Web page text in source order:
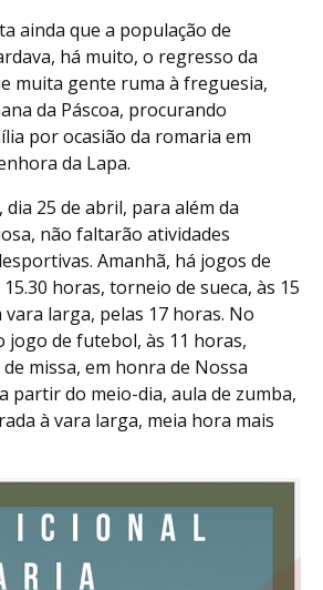
ainda que a população de
há muito, o regresso da
muita gente ruma à freguesia,
da Páscoa, procurando
por ocasião da romaria em
da Lapa.
25 de abril, para além da
não faltarão atividades
Amanhã, há jogos de
horas, torneio de sueca, às 15
larga, pelas 17 horas. No
de futebol, às 11 horas,
missa, em honra de Nossa
partir do meio-dia, aula de zumba,
à vara larga, meia hora mais